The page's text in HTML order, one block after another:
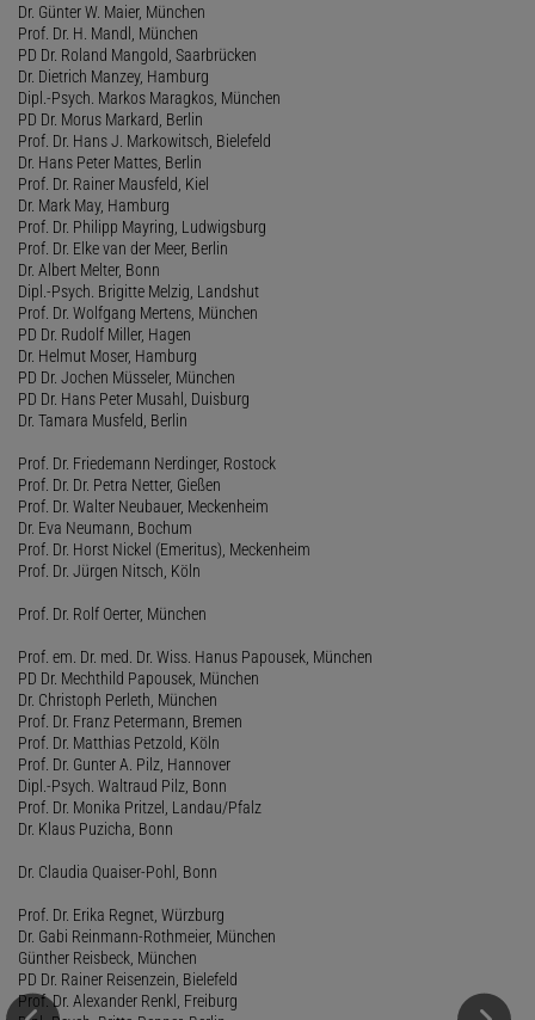
Dr. Günter W. Maier, München
Prof. Dr. H. Mandl, München
PD Dr. Roland Mangold, Saarbrücken
Dr. Dietrich Manzey, Hamburg
Dipl.-Psych. Markos Maragkos, München
PD Dr. Morus Markard, Berlin
Prof. Dr. Hans J. Markowitsch, Bielefeld
Dr. Hans Peter Mattes, Berlin
Prof. Dr. Rainer Mausfeld, Kiel
Dr. Mark May, Hamburg
Prof. Dr. Philipp Mayring, Ludwigsburg
Prof. Dr. Elke van der Meer, Berlin
Dr. Albert Melter, Bonn
Dipl.-Psych. Brigitte Melzig, Landshut
Prof. Dr. Wolfgang Mertens, München
PD Dr. Rudolf Miller, Hagen
Dr. Helmut Moser, Hamburg
PD Dr. Jochen Müsseler, München
PD Dr. Hans Peter Musahl, Duisburg
Dr. Tamara Musfeld, Berlin
Prof. Dr. Friedemann Nerdinger, Rostock
Prof. Dr. Dr. Petra Netter, Gießen
Prof. Dr. Walter Neubauer, Meckenheim
Dr. Eva Neumann, Bochum
Prof. Dr. Horst Nickel (Emeritus), Meckenheim
Prof. Dr. Jürgen Nitsch, Köln
Prof. Dr. Rolf Oerter, München
Prof. em. Dr. med. Dr. Wiss. Hanus Papousek, München
PD Dr. Mechthild Papousek, München
Dr. Christoph Perleth, München
Prof. Dr. Franz Petermann, Bremen
Prof. Dr. Matthias Petzold, Köln
Prof. Dr. Gunter A. Pilz, Hannover
Dipl.-Psych. Waltraud Pilz, Bonn
Prof. Dr. Monika Pritzel, Landau/Pfalz
Dr. Klaus Puzicha, Bonn
Dr. Claudia Quaiser-Pohl, Bonn
Prof. Dr. Erika Regnet, Würzburg
Dr. Gabi Reinmann-Rothmeier, München
Günther Reisbeck, München
PD Dr. Rainer Reisenzein, Bielefeld
Prof. Dr. Alexander Renkl, Freiburg